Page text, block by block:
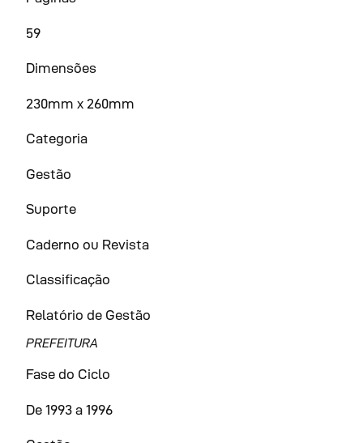
59
Dimensões
230mm x 260mm
Categoria
Gestão
Suporte
Caderno ou Revista
Classificação
Relatório de Gestão
PREFEITURA
Fase do Ciclo
De 1993 a 1996